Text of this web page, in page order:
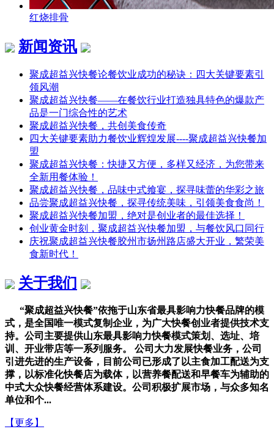
红烧排骨
新闻资讯
聚成超益兴快餐论餐饮业成功的秘诀：四大关键要素引
领风潮
聚成超益兴快餐——在餐饮行业打造独具特色的爆款产
品是一门综合性的艺术
聚成超益兴快餐，共创美食传奇
四大关键要素助力餐饮业辉煌发展----聚成超益兴快餐加
盟
聚成超益兴快餐：快捷又方便，多样又经济，为您带来
全新用餐体验！
聚成超益兴快餐，品味中式飨宴，探寻味蕾的华彩之旅
品尝聚成超益兴快餐，探寻传统美味，引领美食食尚！
聚成超益兴快餐加盟，绝对是创业者的最佳选择！
创业黄金时刻，聚成超益兴快餐加盟，与餐饮风口同行
庆祝聚成超益兴快餐胶州市扬州路店盛大开业，繁荣美
食新时代！
关于我们
“聚成超益兴快餐”依拖于山东省最具影响力快餐品牌的模
式，是全国唯一模式复制企业，为广大快餐创业者提供技术支
持。公司主要提供山东最具影响力快餐模式策划、选址、培
训、开业带店等一系列服务。 公司大力发展快餐业务，公司
引进先进的生产设备，目前公司已形成了以主食加工配送为支
撑，以标准化快餐店为载体，以营养餐配送和早餐车为辅助的
中式大众快餐经营体系建设。公司积极扩展市场，与众多知名
单位和个...
【更多】